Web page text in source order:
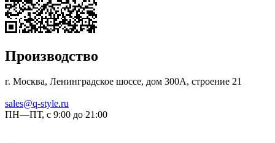
Производство
г. Москва, Ленинградское шоссе, дом 300А, строение 21
sales@q-style.ru
ПН—ПТ, с 9:00 до 21:00